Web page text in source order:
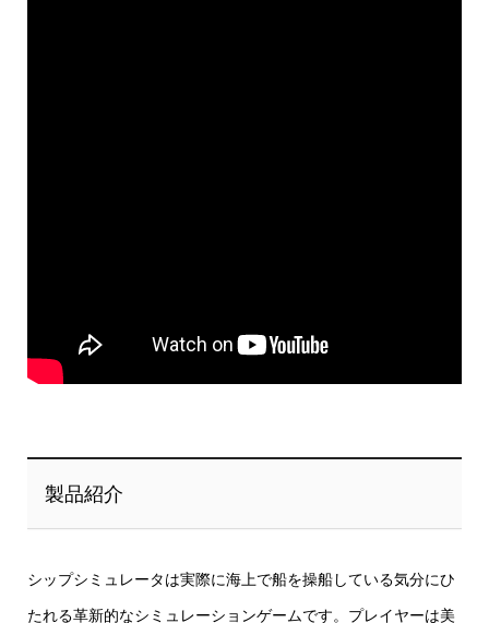
製品紹介
シップシミュレータは実際に海上で船を操船している気分にひ
たれる革新的なシミュレーションゲームです。プレイヤーは美